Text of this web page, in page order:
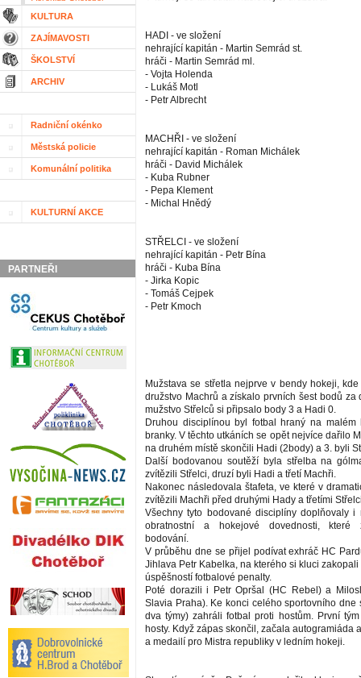
KULTURA
ZAJÍMAVOSTI
ŠKOLSTVÍ
ARCHIV
Radniční okénko
Městská policie
Komunální politika
KULTURNÍ AKCE
PARTNEŘI
HADI - ve složení
nehrající kapitán - Martin Semrád st.
hráči - Martin Semrád ml.
- Vojta Holenda
- Lukáš Motl
- Petr Albrecht
MACHŘI - ve složení
nehrající kapitán - Roman Michálek
hráči - David Michálek
- Kuba Rubner
- Pepa Klement
- Michal Hnědý
STŘELCI - ve složení
nehrající kapitán - Petr Bína
hráči - Kuba Bína
- Jirka Kopic
- Tomáš Cejpek
- Petr Kmoch
Mužstava se střetla nejprve v bendy hokeji,
družstvo Machrů a získalo prvních šest bodů za
mužstvo Střelců si připsalo body 3 a Hadi 0.
Druhou disciplínou byl fotbal hraný na
branky. V těchto utkáních se opět nejvíce dařilo
na druhém místě skončili Hadi (2body) a 3. byli
Další bodovanou soutěží byla střelba na
zvítězili Střelci, druzí byli Hadi a třetí Machři.
Nakonec následovala štafeta, ve které v
zvítězili Machři před druhými Hady a třetími
Všechny tyto bodované disciplíny doplňovaly i
obratnostní a hokejové dovednosti, které
bodování.
V průběhu dne se přijel podívat exhráč HC
Jihlava Petr Kabelka, na kterého si kluci
úspěšností fotbalové penalty.
Poté dorazili i Petr Opršal (HC Rebel) a
Slavia Praha). Ke konci celého sportovního dne
dva týmy) zahráli fotbal proti hostům. První
hosty. Když zápas skončil, začala autogramiáda
a medailí pro Mistra republiky v ledním hokeji.